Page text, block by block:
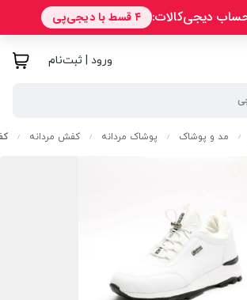
ورود | ثبت‌نام
/ مد و پوشاک / پوشاک مردانه / کفش مردانه /